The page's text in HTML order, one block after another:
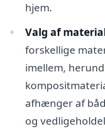
hjem.
Valg af
forskellige
imellem,
afhænger af
og